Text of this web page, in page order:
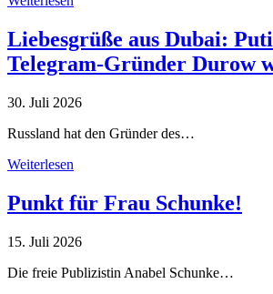
Liebesgrüße aus Dubai:
Telegram-Gründer Durow
30. Juli 2026
Russland hat den Gründer des…
Weiterlesen
Punkt für Frau Schunke!
15. Juli 2026
Die freie Publizistin Anabel Schunke…